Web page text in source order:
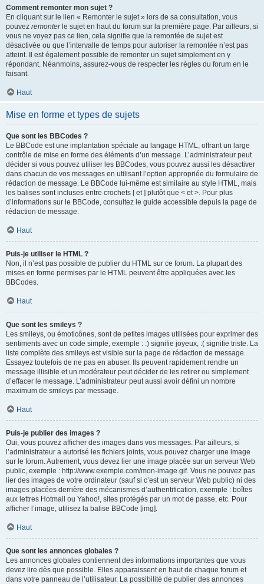
Comment remonter mon sujet ?
En cliquant sur le lien « Remonter le sujet » lors de sa consultation, vous
pouvez remonterle sujet en haut du forum sur la première page. Par ailleurs, si
vous ne voyez pas ce lien, cela signifie que la remontée de sujet est
désactivée ou que l’intervalle de temps pour autoriser la remontée n’est pas
atteint. Il est également possible de remonter un sujet simplement en y
répondant. Néanmoins, assurez-vous de respecter les règles du forum en le
faisant.
Haut
Mise en forme et types de sujets
Que sont les BBCodes ?
Le BBCode est une implantation spéciale au langage HTML, offrant un large
contrôle de mise en forme des éléments d’un message. L’administrateur peut
décider si vous pouvez utiliser les BBCodes, vous pouvez aussi les désactiver
dans chacun de vos messages en utilisant l’option appropriée du formulaire de
rédaction de message. Le BBCode lui-même est similaire au style HTML, mais
les balises sont incluses entre crochets [ et ] plutôt que < et >. Pour plus
d’informations sur le BBCode, consultez le guide accessible depuis la page de
rédaction de message.
Haut
Puis-je utiliser le HTML ?
Non, il n’est pas possible de publier du HTML sur ce forum. La plupart des
mises en forme permises par le HTML peuvent être appliquées avec les
BBCodes.
Haut
Que sont les smileys ?
Les smileys, ou émoticônes, sont de petites images utilisées pour exprimer des
sentiments avec un code simple, exemple : :) signifie joyeux, :( signifie triste. La
liste complète des smileys est visible sur la page de rédaction de message.
Essayez toutefois de ne pas en abuser. Ils peuvent rapidement rendre un
message illisible et un modérateur peut décider de les retirer ou simplement
d’effacer le message. L’administrateur peut aussi avoir défini un nombre
maximum de smileys par message.
Haut
Puis-je publier des images ?
Oui, vous pouvez afficher des images dans vos messages. Par ailleurs, si
l’administrateur a autorisé les fichiers joints, vous pouvez charger une image
sur le forum. Autrement, vous devez lier une image placée sur un serveur Web
public, exemple : http://www.exemple.com/mon-image.gif. Vous ne pouvez pas
lier des images de votre ordinateur (sauf si c’est un serveur Web public) ni des
images placées derrière des mécanismes d’authentification, exemple : boîtes
aux lettres Hotmail ou Yahoo!, sites protégés par un mot de passe, etc. Pour
afficher l’image, utilisez la balise BBCode [img].
Haut
Que sont les annonces globales ?
Les annonces globales contiennent des informations importantes que vous
devez lire dès que possible. Elles apparaissent en haut de chaque forum et
dans votre panneau de l’utilisateur. La possibilité de publier des annonces